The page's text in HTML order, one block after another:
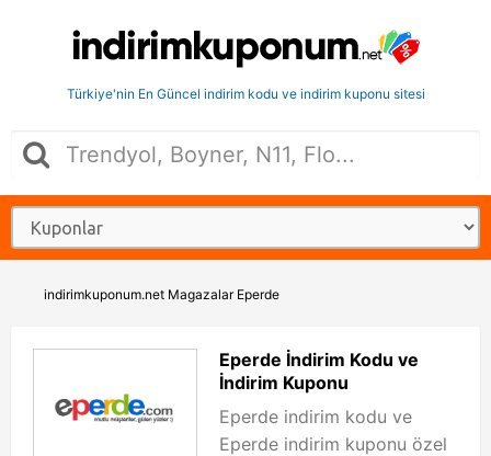
Türkiye'nin En Güncel indirim kodu ve indirim kuponu sitesi
indirimkuponum.net Magazalar Eperde
Eperde İndirim Kodu ve
İndirim Kuponu
Eperde indirim kodu ve
Eperde indirim kuponu özel